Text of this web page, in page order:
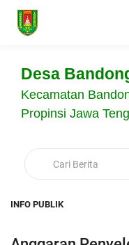
Desa
Kecamatan
Propinsi Jawa
INFO PUBLIK